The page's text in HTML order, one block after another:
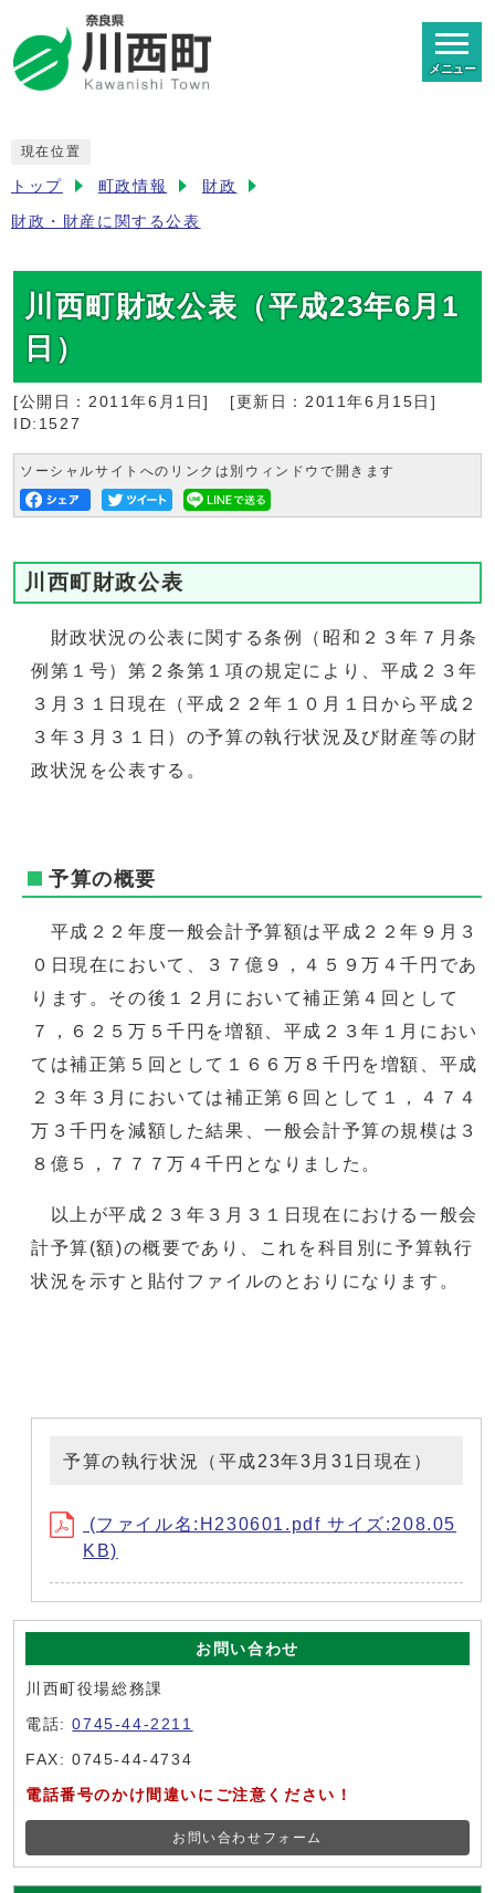
メニュー
現在位置
トップ 町政情報 財政
財政・財産に関する公表
川西町財政公表（平成23年6月1
日）
[公開日： 2011年6月1日] [更新日： 2011年6月15日]
ID:1527
ソーシャルサイトへのリンクは別ウィンドウで開きます
川西町財政公表
財政状況の公表に関する条例（昭和２３年７月条
例第１号）第２条第１項の規定により、平成２３年
３月３１日現在（平成２２年１０月１日から平成２
３年３月３１日）の予算の執行状況及び財産等の財
政状況を公表する。
予算の概要
平成２２年度一般会計予算額は平成２２年９月３
０日現在において、３７億９，４５９万４千円であ
ります。その後１２月において補正第４回として
７，６２５万５千円を増額、平成２３年１月におい
ては補正第５回として１６６万８千円を増額、平成
２３年３月においては補正第６回として１，４７４
万３千円を減額した結果、一般会計予算の規模は３
８億５，７７７万４千円となりました。
以上が平成２３年３月３１日現在における一般会
計予算(額)の概要であり、これを科目別に予算執行
状況を示すと貼付ファイルのとおりになります。
予算の執行状況（平成23年3月31日現在）
(ファイル名:H230601.pdf サイズ:208.05
KB)
お問い合わせ
川西町役場総務課
電話:0745-44-2211
FAX: 0745-44-4734
電話番号のかけ間違いにご注意ください！
お問い合わせフォーム